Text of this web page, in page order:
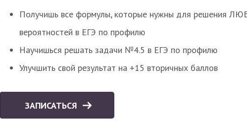
Получишь все формулы, которые нужны для решения
вероятностей в ЕГЭ по профилю
Научишься решать задачи №4.5 в ЕГЭ по профилю
Улучшить свой результат на +15 вторичных баллов
ЗАПИСАТЬСЯ